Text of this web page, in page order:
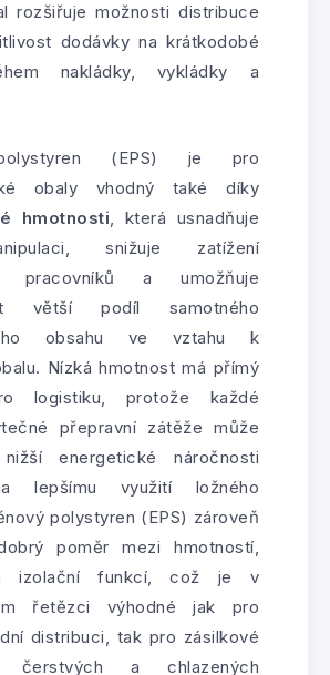
rozšiřuje možnosti distribuce
dodávky na krátkodobé
nakládky, vykládky a
(EPS) je pro
obaly vhodný také díky
hmotnosti, která usnadňuje
snižuje zatížení
pracovníků a umožňuje
větší podíl samotného
obsahu ve vztahu k
Nízká hmotnost má přímý
logistiku, protože každé
přepravní zátěže může
energetické náročnosti
lepšímu využití ložného
polystyren (EPS) zároveň
poměr mezi hmotností,
izolační funkcí, což je v
řetězci výhodné jak pro
distribuci, tak pro zásilkové
čerstvých a chlazených